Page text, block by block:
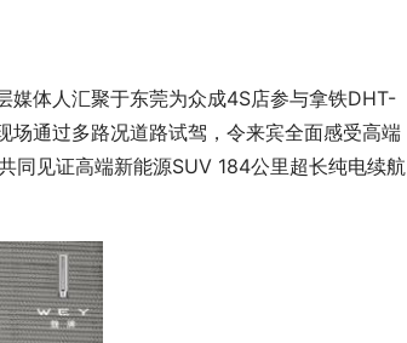
媒体人汇聚于东莞为众成4S店参与拿铁DHT-
场通过多路况道路试驾，令来宾全面感受高端
见证高端新能源SUV 184公里超长纯电续航